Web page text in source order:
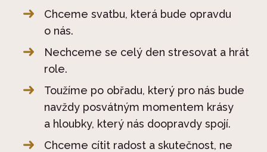
Chceme svatbu, která bude opravdu
o nás.
Nechceme se celý den stresovat a hrát
role.
Toužíme po obřadu, který pro nás bude
navždy posvátným momentem krásy
a hloubky, který nás doopravdy spojí.
Chceme cítit radost a skutečnost, ne